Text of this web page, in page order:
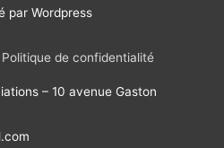
par Wordpress
Politique de confidentialité
– 10 avenue Gaston